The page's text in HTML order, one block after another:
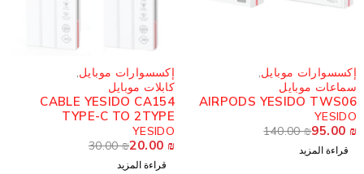
مُباع
إكسسوارات موبايل,
سماعات موبايل
AIRPODS YESIDO TWS06
YESIDO
140.00₪95.00
قراءة المزيد
مُباع
إكسسوارات موبايل,
كابلات موبايل
CABLE YESIDO CA154
TYPE-C TO 2TYPE
YESIDO
30.00₪20.00
قراءة المزيد